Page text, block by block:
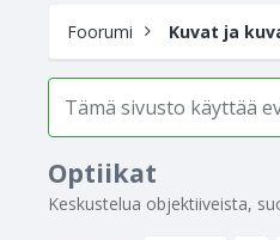
Foorumi Kuvat ja
Tämä sivusto käyttää
Optiikat
Keskustelua objektiiveista,